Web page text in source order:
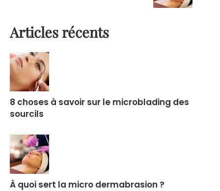
o
t
:
o
t
:
Primary
Sidebar
Articles récents
8 choses à savoir sur le microblading des
sourcils
À quoi sert la micro dermabrasion ?